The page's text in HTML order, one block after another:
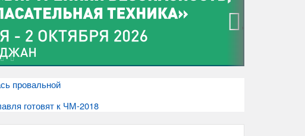
›
провальной
готовят к ЧМ-2018